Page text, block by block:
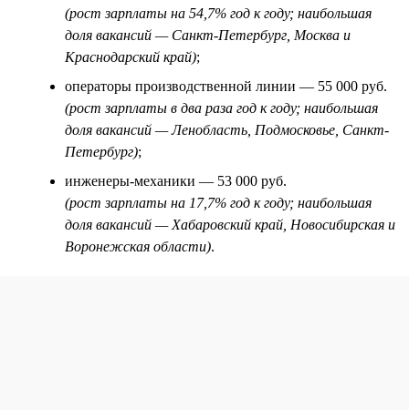
(рост зарплаты на 54,7% год к году; наибольшая
доля вакансий — Санкт-Петербург, Москва и
Краснодарский край);
операторы производственной линии — 55 000 руб.
(рост зарплаты в два раза год к году; наибольшая
доля вакансий — Ленобласть, Подмосковье, Санкт-
Петербург);
инженеры-механики — 53 000 руб.
(рост зарплаты на 17,7% год к году; наибольшая
доля вакансий — Хабаровский край, Новосибирская и
Воронежская области).